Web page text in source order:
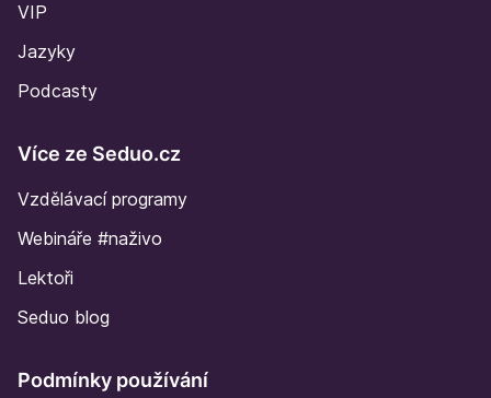
VIP
Jazyky
Podcasty
Více ze Seduo.cz
Vzdělávací programy
Webináře #naživo
Lektoři
Seduo blog
Podmínky používání